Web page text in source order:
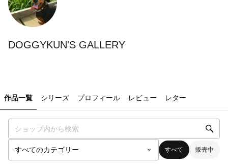
DOGGYKUN'S GALLERY
作品一覧 シリーズ プロフィール レビュー レター
すべて 販売中